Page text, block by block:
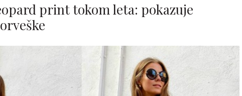
print tokom leta: pokazuje